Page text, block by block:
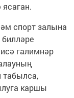
спорт залына
галимнәр
каршы